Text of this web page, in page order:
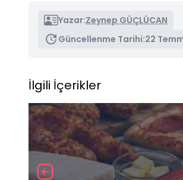
Yazar:Zeynep GÜÇLÜCAN
Güncellenme Tarihi:22
İlgili İçerikler